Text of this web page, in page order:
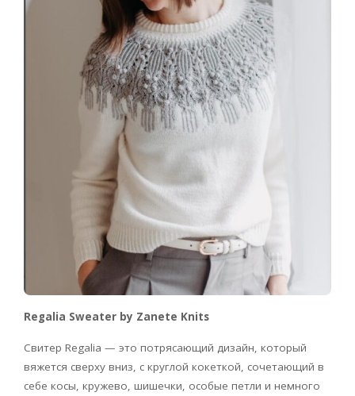
Regalia Sweater by Zanete Knits
Свитер Regalia — это потрясающий дизайн, который
вяжется сверху вниз, с круглой кокеткой, сочетающий в
себе косы, кружево, шишечки, особые петли и немного